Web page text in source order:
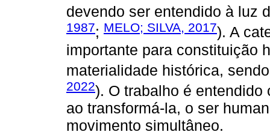
devendo ser entendido à luz
1987; MELO; SILVA, 2017). A
importante para constituição
materialidade histórica,
2022). O trabalho é entendido
ao transformá-la, o ser
movimento simultâneo.